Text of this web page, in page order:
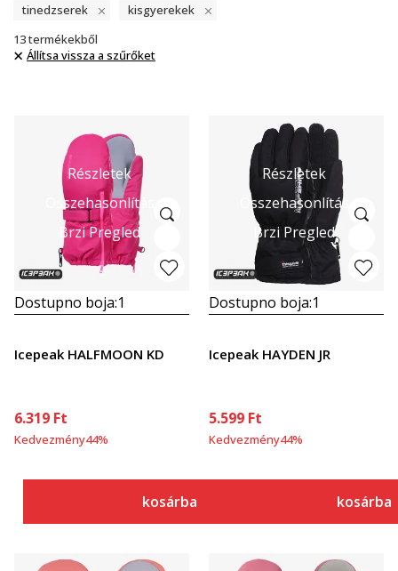
tinedzserek
kisgyerekek
13termékekből
Állítsa vissza a szűrőket
Részletek
Összehasonlítás
Brzi Pregled
Dostupno boja:1
Icepeak HALFMOON KD
6.319 Ft
Kedvezmény44%
kosárba
Részletek
Összehasonlítás
Brzi Pregled
Dostupno boja:1
Icepeak HAYDEN JR
5.599 Ft
Kedvezmény44%
kosárba